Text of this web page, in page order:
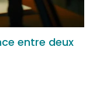
entre deux